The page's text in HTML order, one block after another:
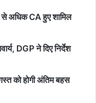
से अधिक CA हुए शामिल
DGP ने दिए निर्देश
को होगी अंतिम बहस